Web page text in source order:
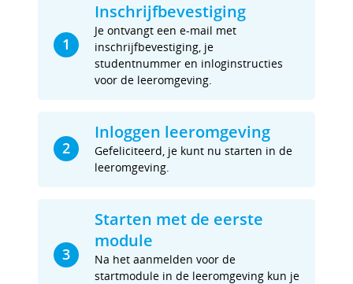
1
Inschrijfbevestiging
Je ontvangt een e-mail met
inschrijfbevestiging, je
studentnummer en inloginstructies
voor de leeromgeving.
2
Inloggen leeromgeving
Gefeliciteerd, je kunt nu starten in de
leeromgeving.
3
Starten met de eerste
module
Na het aanmelden voor de
startmodule in de leeromgeving kun je